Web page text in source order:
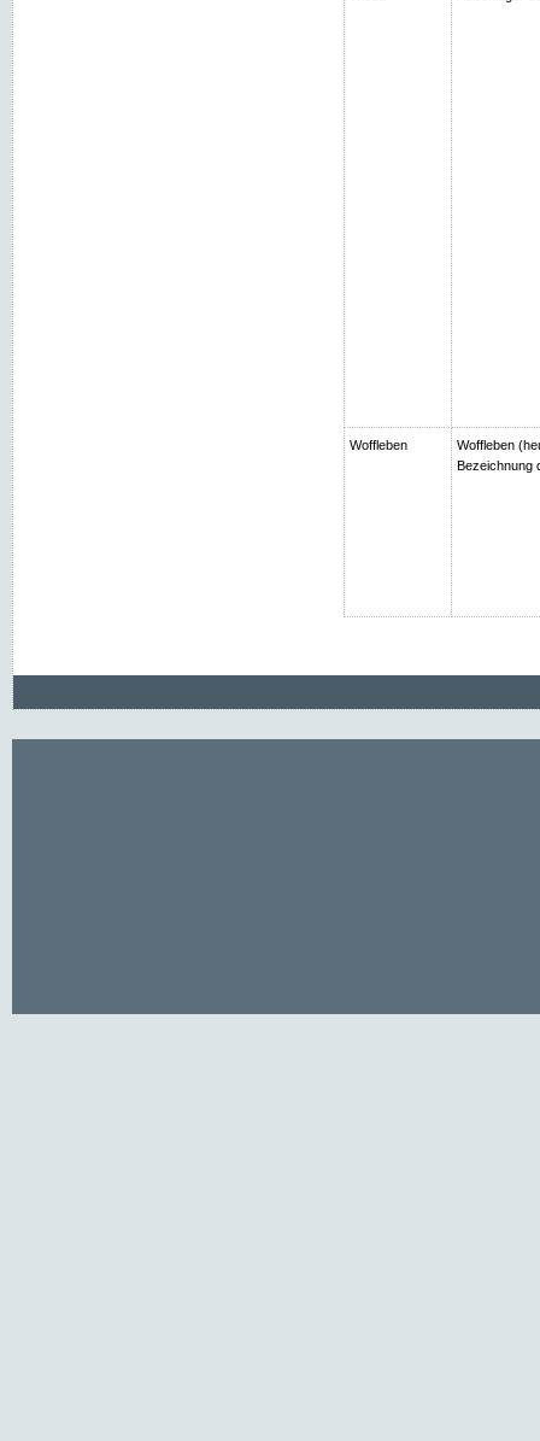
Woffleben
Woffleben
Bezeichnung